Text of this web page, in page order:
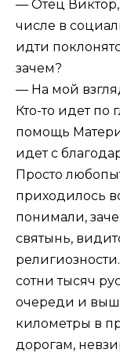
— Отец
числе в
идти
зачем?
— На мой
Кто-то идет по
помощь
идет с
Просто
приходилось
понимали,
святынь,
сотни тысяч
очереди и
километры в
дорогам,